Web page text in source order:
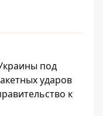
под
ударов
к